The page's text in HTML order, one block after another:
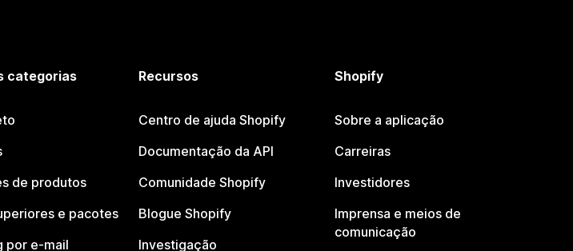
categorias
de produtos
e pacotes
por e-mail
Recursos
Centro de ajuda Shopify
Documentação da API
Comunidade Shopify
Blogue Shopify
Investigação
Shopify
Sobre a aplicação
Carreiras
Investidores
Imprensa e meios de
comunicação